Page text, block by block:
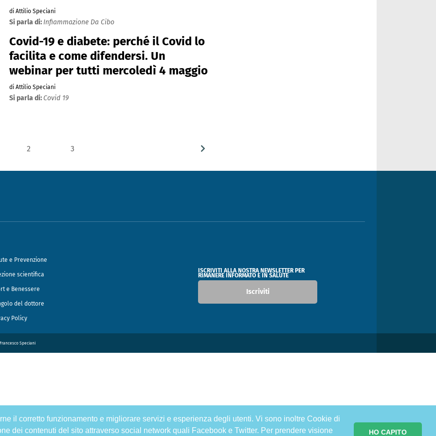
il corretto funzionamento e migliorare servizi e esperienza degli utenti. Vi sono inoltre Cookie di
dei contenuti del sito attraverso social network quali Facebook e Twitter. Per prendere visione
HO CAPITO
di Attilio Speciani
Si parla di: Infiammazione Da Cibo
Covid-19 e diabete: perché il Covid lo
facilita e come difendersi. Un
webinar per tutti mercoledì 4 maggio
di Attilio Speciani
Si parla di: Covid 19
2 3
e Prevenzione
scientifica
e Benessere
del dottore
Policy
ISCRIVITI ALLA NOSTRA NEWSLETTER PER
RIMANERE INFORMATO E IN SALUTE
Iscriviti
Speciani